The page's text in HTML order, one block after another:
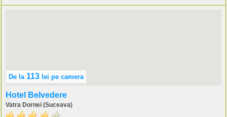
De la 113 lei pe camera
Hotel Belvedere
Vatra Dornei (Suceava)